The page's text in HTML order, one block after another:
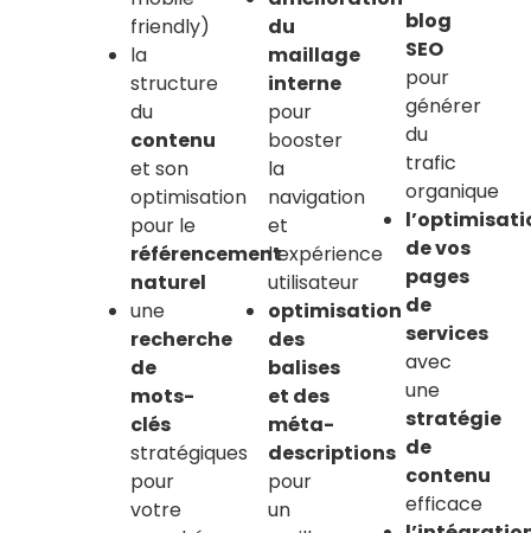
friendly)
la
structure
du
contenu
et son
optimisation
pour le
référencement
naturel
une
recherche
de
mots-
clés
stratégiques
pour
votre
du
maillage
interne
pour
booster
la
navigation
et
l’expérience
utilisateur
optimisation
des
balises
et des
méta-
descriptions
pour
un
blog
SEO
pour
générer
du
trafic
organique
de vos
pages
de
services
avec
une
stratégie
de
contenu
efficace